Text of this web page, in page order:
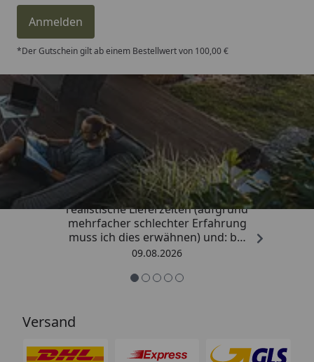
Anmelden
*Der Gutschein gilt ab einem Bestellwert von 100,00 €
Trusted Shops
4,81/ 5
„Sehr gute Qualitäts-Markenware,
realistische Lieferzeiten (aufgrund
mehrfacher schlechter Erfahrung
muss ich dies erwähnen) und: bei
Kritik kommt die Antwort
Menschen mit Verstand und nicht
(auch dass ist leider immer öfter
09.08.2026
Versand